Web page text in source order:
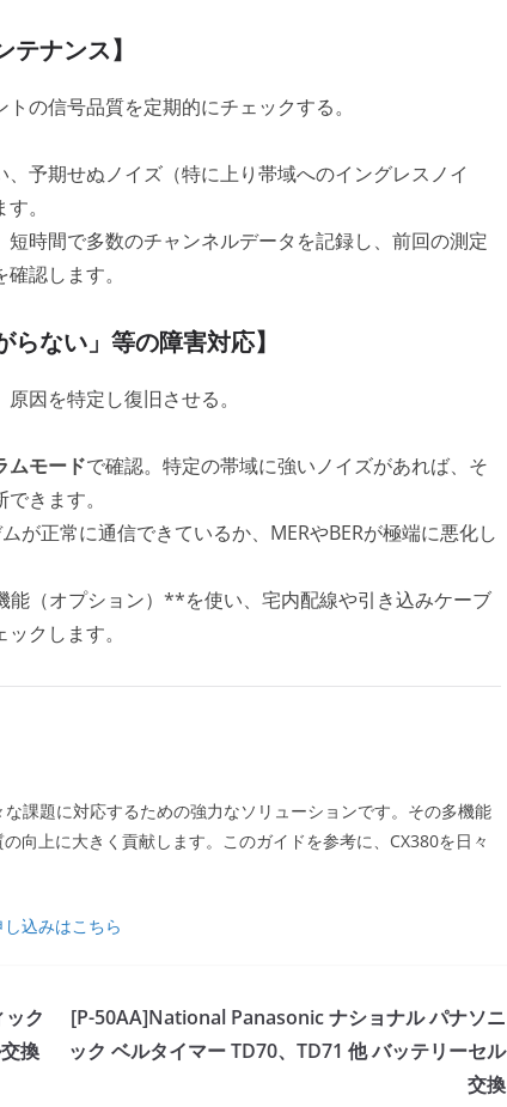
テナンス】
の信号品質を定期的にチェックする。
、予期せぬノイズ（特に上り帯域へのイングレスノイ
。
短時間で多数のチャンネルデータを記録し、前回の測定
認します。
らない」等の障害対応】
因を特定し復旧させる。
ムモードで確認。特定の帯域に強いノイズがあれば、そ
きます。
が正常に通信できているか、MERやBERが極端に悪化し
（オプション）**を使い、宅内配線や引き込みケーブ
クします。
な課題に対応するための強力なソリューションです。その多機能
向上に大きく貢献します。このガイドを参考に、CX380を日々
込みはこちら
ク
換
[P-50AA]National Panasonic ナショナル パナソニ
ック ベルタイマー TD70、TD71 他 バッテリーセル
交換